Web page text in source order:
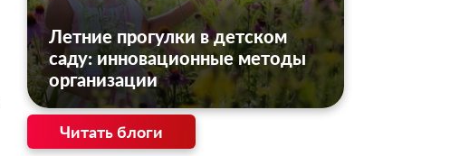
Летние прогулки в детском
саду: инновационные методы
организации
Читать блоги